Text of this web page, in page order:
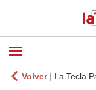
Volver| La Tecla